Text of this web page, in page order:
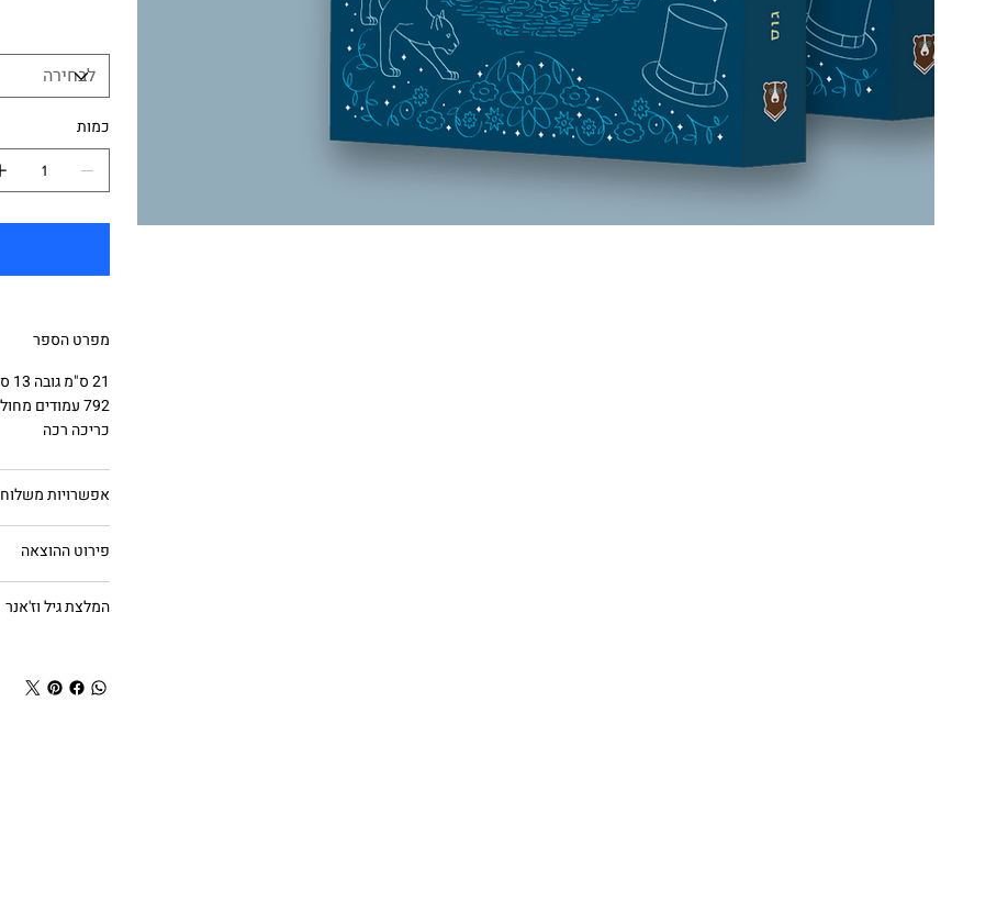
כמות
מפרט הספר
21 ס"מ גובה 13 ס"מ רוחב
792 עמודים מחולקים לשני כרכים
כריכה רכה
אפשרויות משלוח
פירוט ההוצאה
המלצת גיל וז'אנר